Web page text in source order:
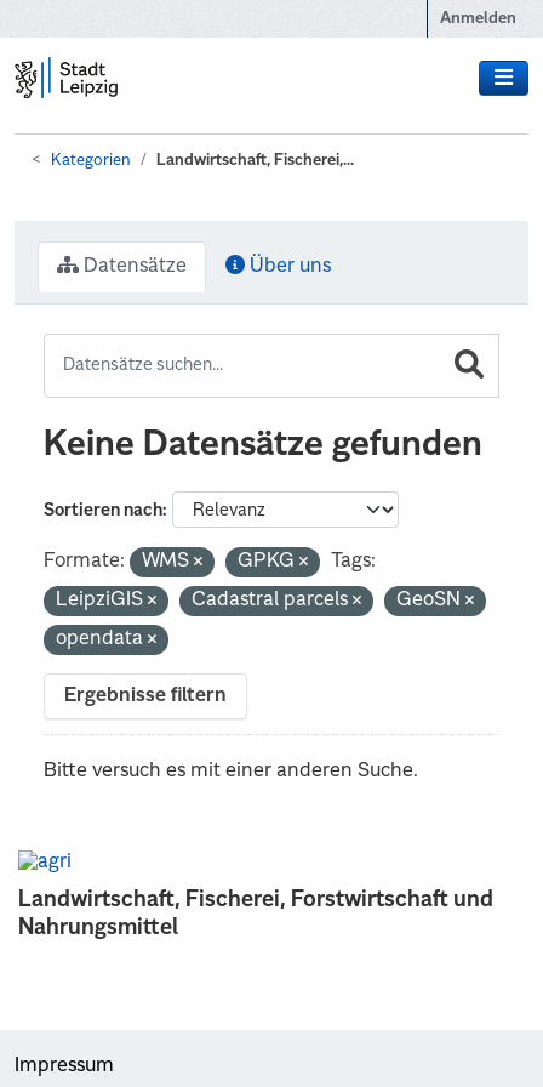
Anmelden
Kategorien Landwirtschaft, Fischerei,...
Landwirtschaft, Fischerei, Forstwirtschaft und
Nahrungsmittel
Datensätze Über uns
Keine Datensätze gefunden
Sortieren nach
Formate: WMS GPKG
Tags:
LeipziGIS
Cadastral parcels
GeoSN
opendata
Ergebnisse filtern
Bitte versuch es mit einer anderen Suche.
Impressum